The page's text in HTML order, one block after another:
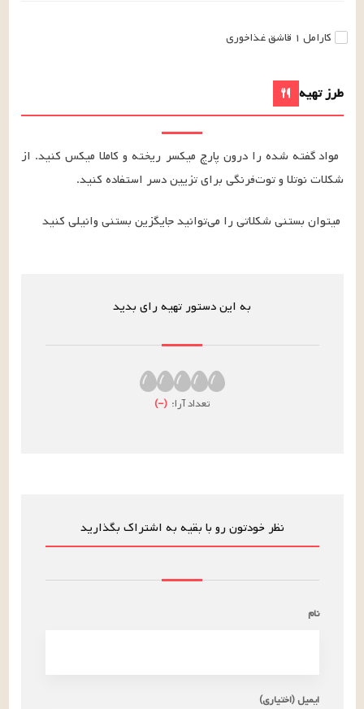
کارامل ۱ قاشق غذاخوری
طرز تهیه
شکلات نوتلا و توت‌فرنگی برای تزیین دسر استفاده کنید.
میتوان بستنی شکلاتی را می‌توانید جایگزین بستنی وانیلی کنید
به این دستور تهیه رای بدید
تعداد آرا: (
–
)
نظر خودتون رو با بقیه به اشتراک بگذارید
نام
ایمیل (اختیاری)